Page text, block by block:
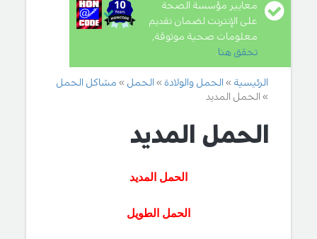
معايير مؤسسة الصحة
على الإنترنت لضمان تقديم
معلومات صحية موثوقة,
تحقق هنا.
الرئيسية الحمل والولادة الحمل
مشاكل الحمل
الحمل المديد
الحمل المديد
الحمل المديد
الحمل الطويل